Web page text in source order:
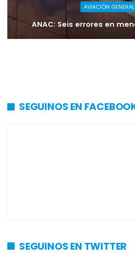
AVIACIÓN GENERAL
ANAC: Seis errores en
SEGUINOS EN
SEGUINOS EN TWITTER